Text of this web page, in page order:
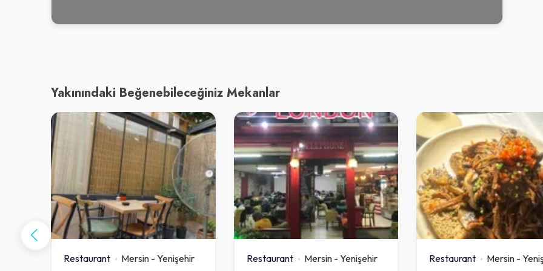
Yakınındaki Beğenebileceğiniz Mekanlar
Restaurant Mersin - Yenişehir Restaurant Mersin- Yenişehir Restaurant Mersin -